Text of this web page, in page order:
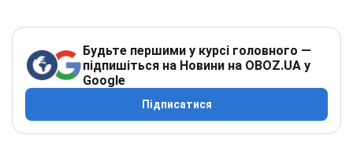
Будьте першими у курсі головного —
підпишіться на Новини на OBOZ.UA у
Google
Підписатися